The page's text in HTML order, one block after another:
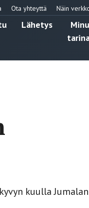
Ota yhteyttä Näin
Lähetys
kuulla Jumalan